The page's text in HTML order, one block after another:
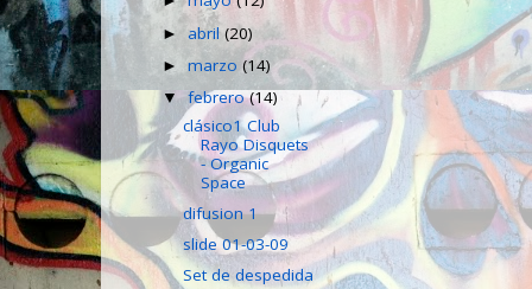
►abril(20)
►marzo(14)
▼febrero(14)
clásico1 Club
Rayo Disquets
- Organic
Space
difusion 1
slide 01-03-09
Set de despedida